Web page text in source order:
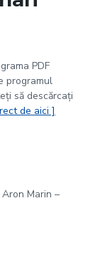
PDF
programul
să descărcați
de aici ]
Marin –